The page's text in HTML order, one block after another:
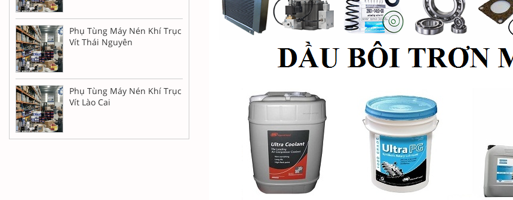
Phụ Tùng Máy Nén Khí Trục
Vít Thái Nguyên
Phụ Tùng Máy Nén Khí Trục
Vít Lào Cai